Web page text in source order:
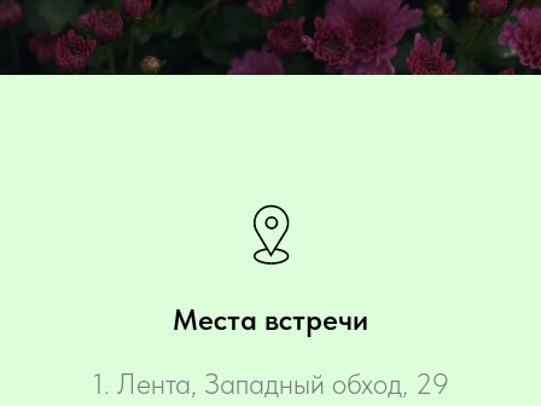
Места встречи
‌1. Лента, Западный обход, 29